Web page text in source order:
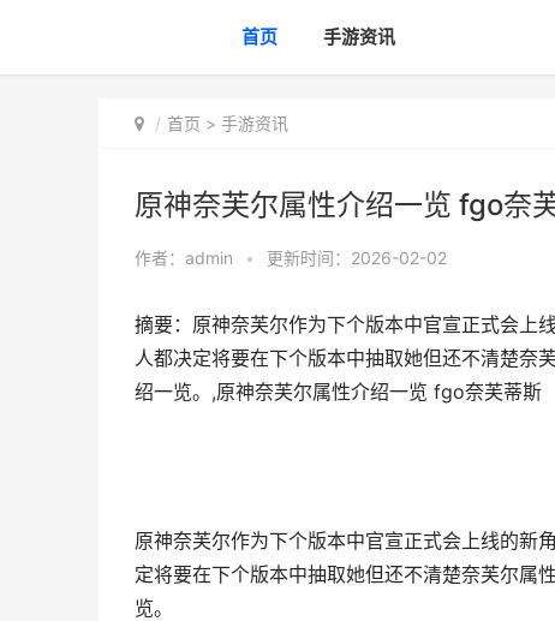
首页 手游资讯
首页 > 手游资讯
原神奈芙尔属性介绍一览 fgo奈
作者： admin • 更新时间：2026-02-02
摘要：原神奈芙尔作为下个版本中官宣正式会上
人都决定将要在下个版本中抽取她但还不清楚奈
绍一览。,原神奈芙尔属性介绍一览 fgo奈芙蒂斯
原神奈芙尔作为下个版本中官宣正式会上线的新
定将要在下个版本中抽取她但还不清楚奈芙尔属
览。